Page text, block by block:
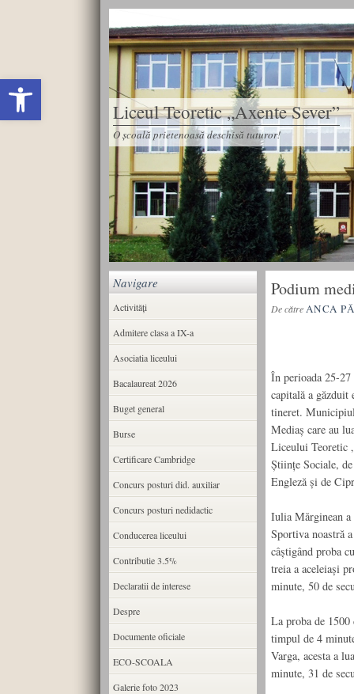
Deschide bara de unelte
Liceul Teoretic „Axente Sever”
O școală prietenoasă deschisă tuturor!
Podium
De cătreANCA
În perioada 25-
capitală a
tineret.
Mediaș care au
Liceului Teoretic
Științe Sociale,
Engleză și de
Iulia Mărginean
Sportiva noastră
câștigând proba
treia a aceleiași
minute, 50 de
La proba de
timpul de 4
Varga, acesta a
minute, 31 de
Navigare
Activități
Admitere clasa a IX-a
Asociatia liceului
Bacalaureat 2026
Buget general
Burse
Certificare Cambridge
Concurs posturi did. auxiliar
Concurs posturi nedidactic
Conducerea liceului
Contributie 3.5%
Declaratii de interese
Despre
Documente oficiale
ECO-SCOALA
Galerie foto 2023